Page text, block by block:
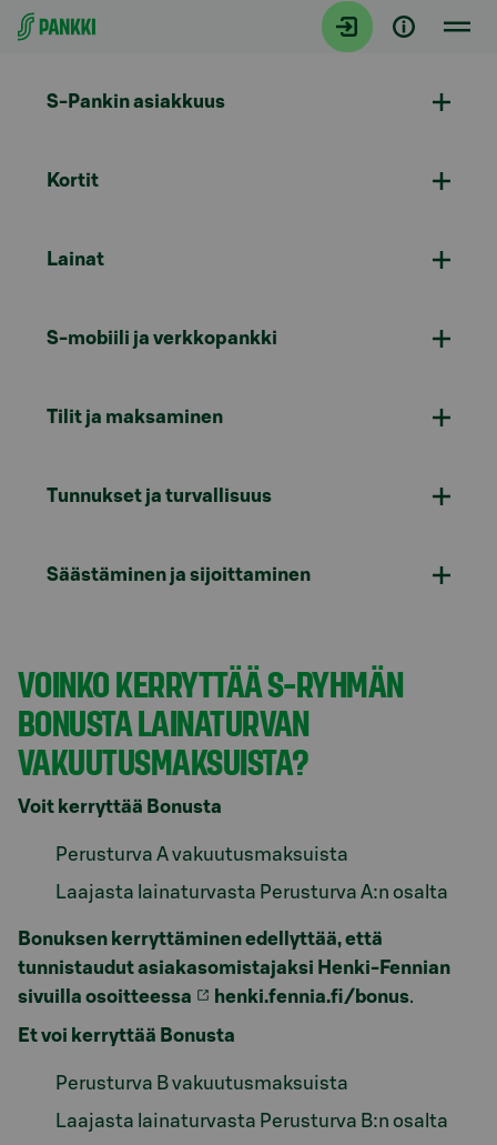
Siirry suoraan sisältöön
S-Pankin asiakkuus
Kortit
Lainat
S-mobiili ja verkkopankki
Tilit ja maksaminen
Tunnukset ja turvallisuus
Säästäminen ja sijoittaminen
VOINKO KERRYTTÄÄ S-RYHMÄN
BONUSTA LAINATURVAN
VAKUUTUSMAKSUISTA?
Voit kerryttää Bonusta
Perusturva A vakuutusmaksuista
Laajasta lainaturvasta Perusturva A:n osalta
Bonuksen kerryttäminen edellyttää, että
tunnistaudut asiakasomistajaksi Henki-Fennian
sivuilla osoitteessa
henki.fennia.fi/bonus.
Et voi kerryttää Bonusta
Perusturva B vakuutusmaksuista
Laajasta lainaturvasta Perusturva B:n osalta